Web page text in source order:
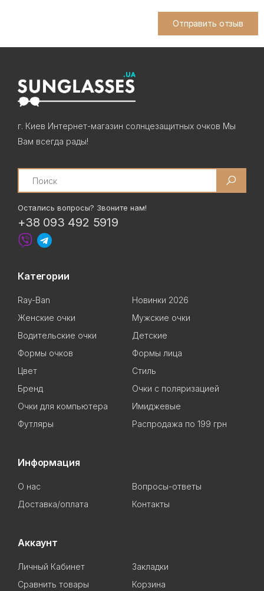
Отправить отзыв
г. Киев Интернет-магазин солнцезащитных очков Мы
Вам всегда рады!
Search
Остались вопросы? Звоните нам!
+38 093 492 5919
Категории
Ray-Ban
Новинки 2026
Женские очки
Мужские очки
Водительские очки
Детские
Формы очков
Формы лица
Цвет
Стиль
Бренд
Очки с поляризацией
Очки для компьютера
Имиджевые
Футляры
Распродажа по 199 грн
Информация
О нас
Вопросы-ответы
Доставка/оплата
Контакты
Аккаунт
Личный Кабинет
Закладки
Сравнить товары
Корзина